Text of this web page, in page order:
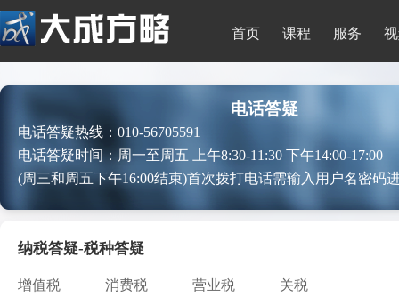
首页 课程 服务
电话答疑
电话答疑热线：010-56705591
电话答疑时间：周一至周五 上午8:30-11:30 下午14:00-17:00
(周三和周五下午16:00结束)首次拨打电话需输入用户名密码
纳税答疑-税种答疑
增值税 消费税 营业税 关税